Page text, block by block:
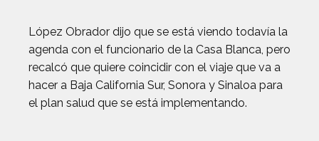
López Obrador dijo que se está viendo todavía la
agenda con el funcionario de la Casa Blanca, pero
recalcó que quiere coincidir con el viaje que va a
hacer a Baja California Sur, Sonora y Sinaloa para
el plan salud que se está implementando.